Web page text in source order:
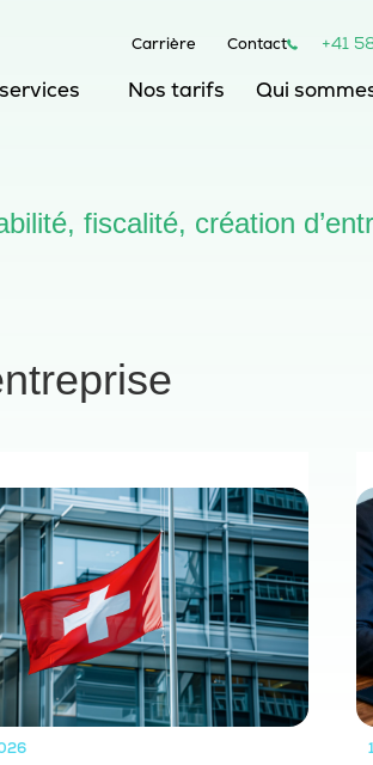
Carrière Contact +41
Nos tarifs Qui
fiscalité, création